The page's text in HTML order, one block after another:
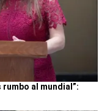
al mundial”: